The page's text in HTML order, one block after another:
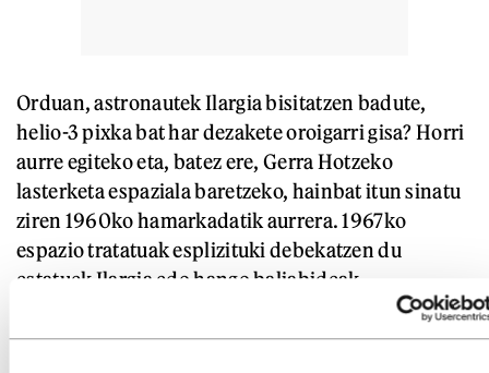
Orduan, astronautek Ilargia bisitatzen badute,
helio-3 pixka bat har dezakete oroigarri gisa? Horri
aurre egiteko eta, batez ere, Gerra Hotzeko
lasterketa espaziala baretzeko, hainbat itun sinatu
ziren 1960ko hamarkadatik aurrera. 1967ko
espazio tratatuak esplizituki debekatzen du
estatuek Ilargia edo hango baliabideak
berenganatzea, baita satelitearen subiranotasuna
aldarrikatzea ere. Baina tratatuak dituen hutsuneak